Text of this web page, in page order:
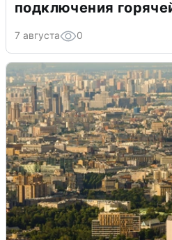
подключения
7 августа 0